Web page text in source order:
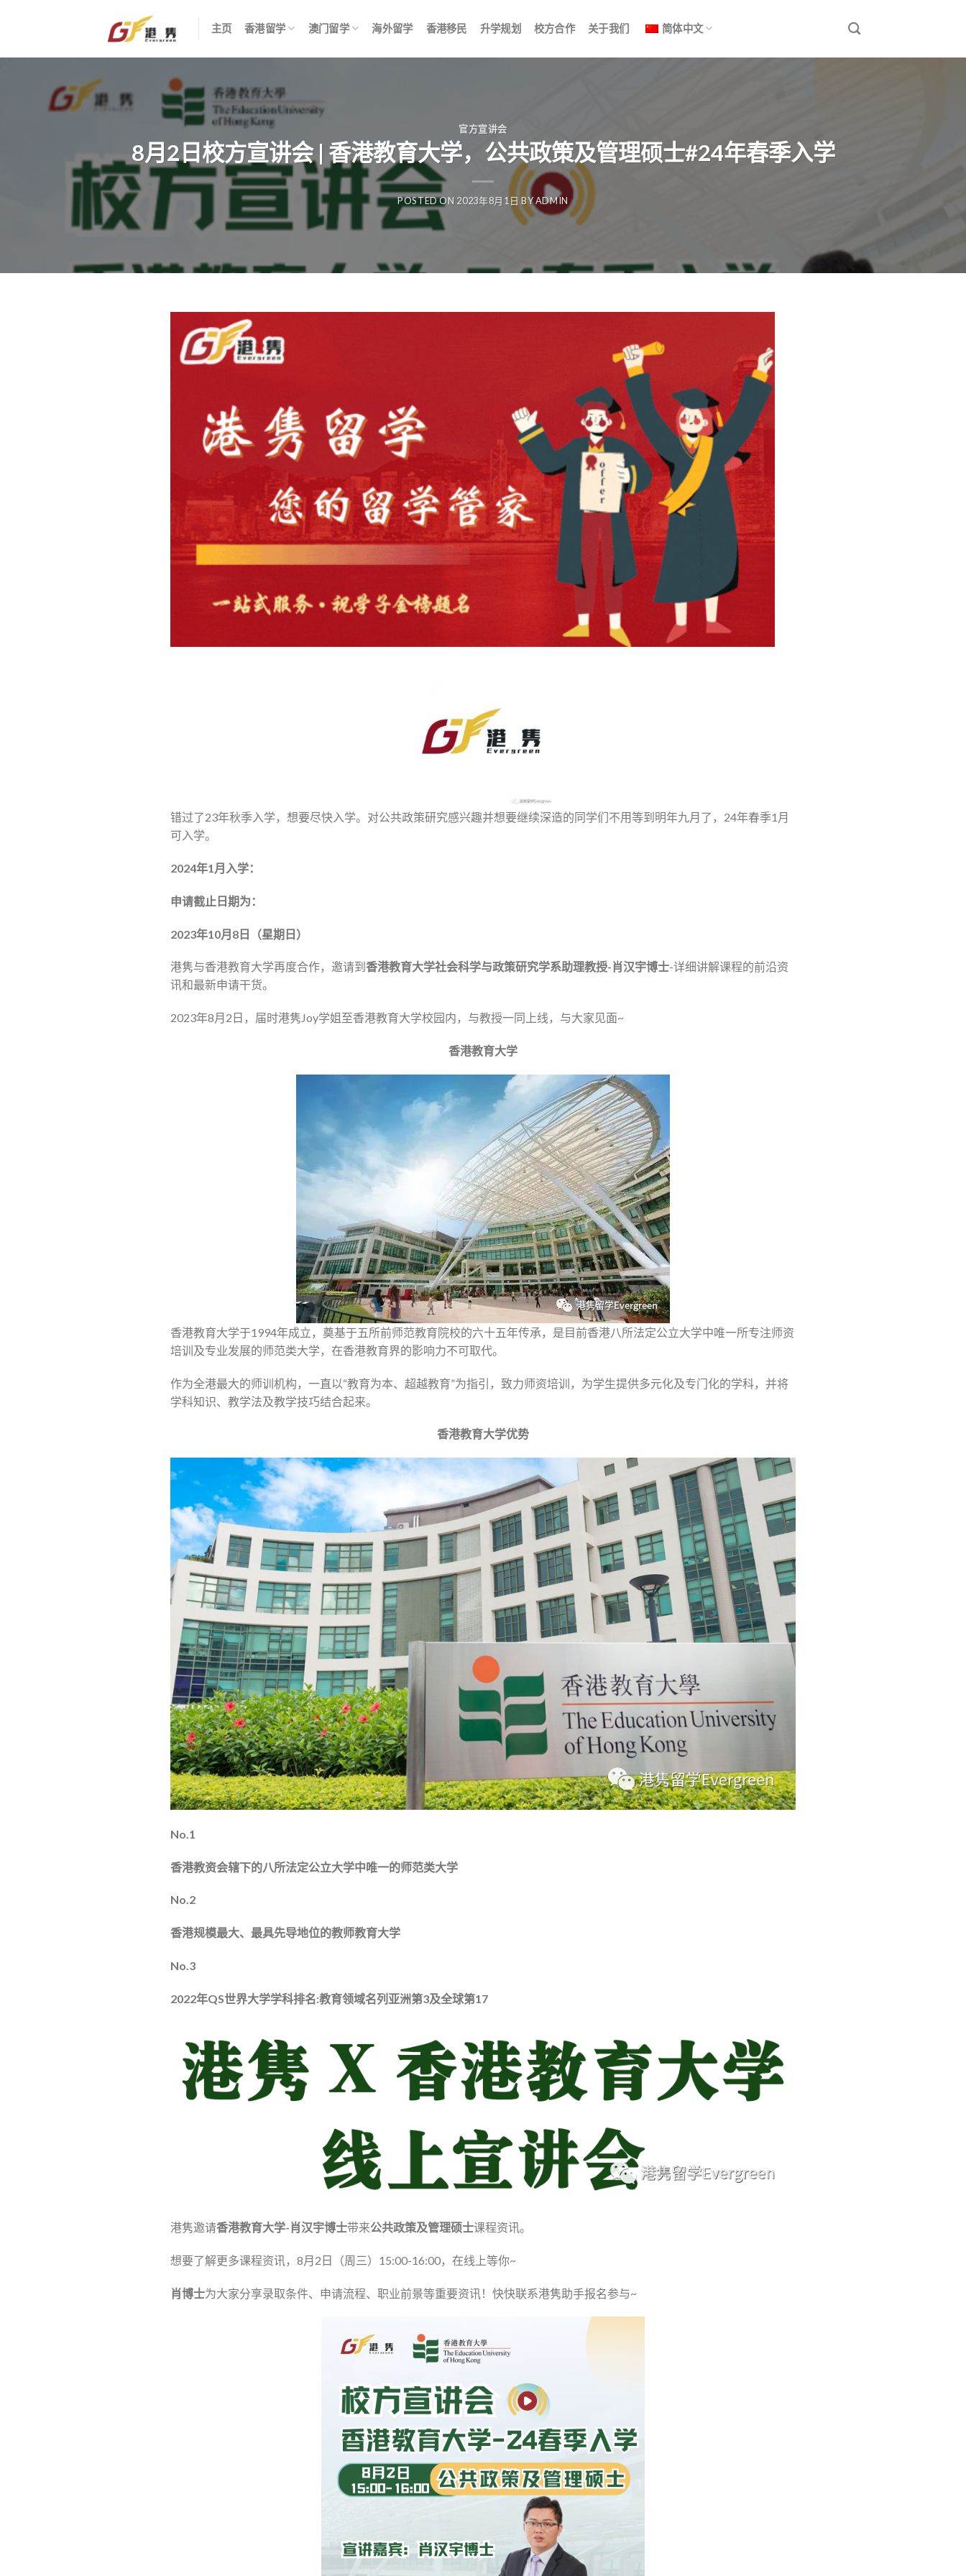
主页 香港留学 澳门留学 海外留学 香港移民 升学规划 校方合作 关于我们 简体中文
官方宣讲会
8月2日校方宣讲会 | 香港教育大学，公共政策及管理硕士#24年春季入学
POSTED ON 2023年8月1日BYADMIN
错过了23年秋季入学，想要尽快入学。对公共政策研究感兴趣并想要继续深造的同学们不用等到明年九月了，24年春季1月
可入学。
2024年1月入学：
申请截止日期为：
2023年10月8日（星期日）
港隽与香港教育大学再度合作，邀请到 香港教育大学社会科学与政策研究学系助理教授-肖汉宇博士-详细讲解课程的前沿资
讯和最新申请干货。
2023年8月2日，届时港隽Joy学姐至香港教育大学校园内，与教授一同上线，与大家见面~
香港教育大学
香港教育大学于1994年成立，奠基于五所前师范教育院校的六十五年传承，是目前香港八所法定公立大学中唯一所专注师资
培训及专业发展的师范类大学，在香港教育界的影响力不可取代。
作为全港最大的师训机构，一直以“教育为本、超越教育”为指引，致力师资培训，为学生提供多元化及专门化的学科，并将
学科知识、教学法及教学技巧结合起来。
香港教育大学优势
No.1
香港教资会辖下的八所法定公立大学中唯一的师范类大学
No.2
香港规模最大、最具先导地位的教师教育大学
No.3
2022年QS世界大学学科排名:教育领域名列亚洲第3及全球第17
港隽邀请香港教育大学-肖汉宇博士带来公共政策及管理硕士课程资讯。
想要了解更多课程资讯，8月2日（周三）15:00-16:00，在线上等你~
肖博士为大家分享录取条件、申请流程、职业前景等重要资讯！快快联系港隽助手报名参与~